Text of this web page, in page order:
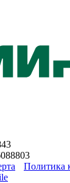
Политика